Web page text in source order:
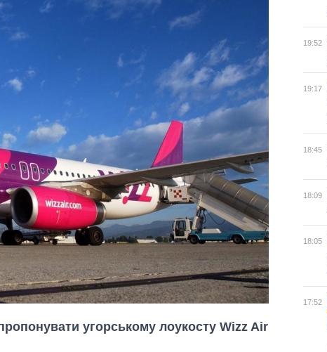
угорському лоукосту Wizz Air
19:52
19:17
18:45
18:09
18:05
17:52